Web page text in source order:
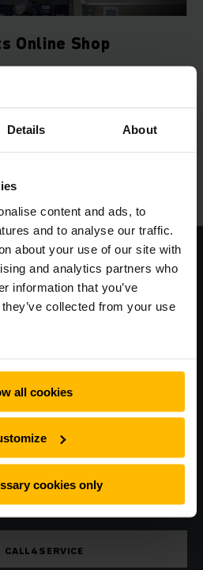
Details About
content and ads, to
and to analyse our traffic.
about your use of our site with
and analytics partners who
information that you’ve
collected from your use
all cookies
cookies only
Online Shop
Du kan beställa Jungheinrich
dig nu i vår webbshop
vår serviceplattform
med korta
CALL4SERVICE